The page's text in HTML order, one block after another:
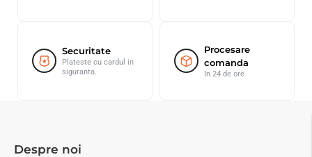
Securitate
Plateste cu cardul in
siguranta.
Procesare
comanda
In 24 de ore
Despre noi